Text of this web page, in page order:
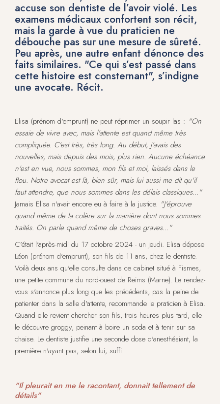
accuse son dentiste de l’avoir violé. Les
examens médicaux confortent son récit,
mais la garde à vue du praticien ne
débouche pas sur une mesure de sûreté.
Peu après, une autre enfant dénonce des
faits similaires. "Ce qui s’est passé dans
cette histoire est consternant", s’indigne
une avocate. Récit.
Elisa (prénom d'emprunt) ne peut réprimer un soupir las : "On
essaie de vivre avec, mais l'attente est quand même très
compliquée. C'est très, très long. Au début, j'avais des
nouvelles, mais depuis des mois, plus rien. Aucune échéance
n'est en vue, nous sommes, mon fils et moi, laissés dans le
flou. Notre avocat est là, bien sûr, mais lui aussi me dit qu'il
faut attendre, que nous sommes dans les délais classiques..."
Jamais Elisa n'avait encore eu à faire à la justice. "J'éprouve
quand même de la colère sur la manière dont nous sommes
traités. On parle quand même de choses graves..."
C'était l'après-midi du 17 octobre 2024 - un jeudi. Elisa dépose
Léon (prénom d'emprunt), son fils de 11 ans, chez le dentiste.
Voilà deux ans qu'elle consulte dans ce cabinet situé à Fismes,
une petite commune du nord-ouest de Reims (Marne). Le rendez-
vous s'annonce plus long que les précédents, pas la peine de
patienter dans la salle d'attente, recommande le praticien à Elisa.
Quand elle revient chercher son fils, trois heures plus tard, elle
le découvre groggy, peinant à boire un soda et à tenir sur sa
chaise. Le dentiste justifie une seconde dose d'anesthésiant, la
première n'ayant pas, selon lui, suffi.
"Il pleurait en me le racontant, donnait tellement de
détails"